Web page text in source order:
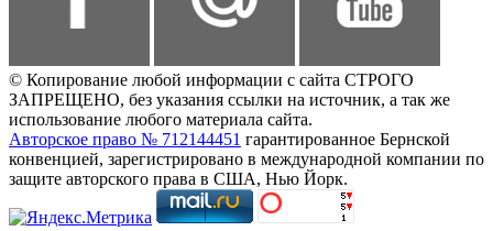
© Копирование любой информации с сайта СТРОГО
ЗАПРЕЩЕНО, без указания ссылки на источник, а так же
использование любого материала сайта.
Авторское право № 712144451 гарантированное Бернской
конвенцией, зарегистрировано в международной компании по
защите авторского права в США, Нью Йорк.